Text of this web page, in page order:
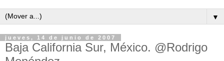
▼
jueves, 14 de junio de 2007
Baja California Sur, México. @Rodrigo